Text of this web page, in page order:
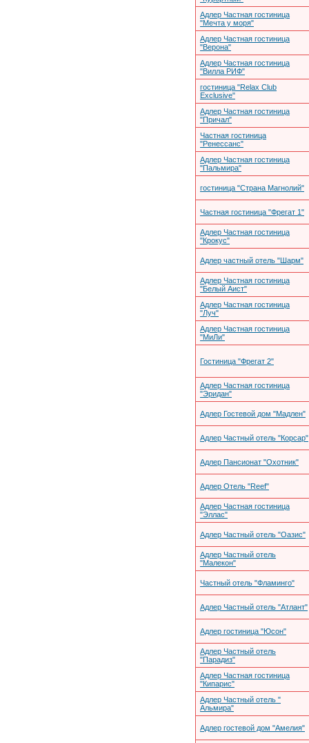
Адлер Частная гостиница
"Мечта у моря"
Адлер Частная гостиница
"Верона"
Адлер Частная гостиница
"Вилла РИФ"
гостиница "Relax Club
Exclusive"
Адлер Частная гостиница
"Причал"
Частная гостиница
"Ренессанс"
Адлер Частная гостиница
"Пальмира"
гостиница "Страна Магнолий"
Частная гостиница "Фрегат 1"
Адлер Частная гостиница
"Крокус"
Адлер частный отель "Шарм"
Адлер Частная гостиница
"Белый Аист"
Адлер Частная гостиница
"Луч"
Адлер Частная гостиница
"МиЛи"
Гостиница "Фрегат 2"
Адлер Частная гостиница
"Эридан"
Адлер Гостевой дом "Мадлен"
Адлер Частный отель "Корсар"
Адлер Пансионат "Охотник"
Адлер Отель "Reef"
Адлер Частная гостиница
"Эллас"
Адлер Частный отель "Оазис"
Адлер Частный отель
"Малекон"
Частный отель "Фламинго"
Адлер Частный отель "Атлант"
Адлер гостиница "Юсон"
Адлер Частный отель
"Парадиз"
Адлер Частная гостиница
"Кипарис"
Адлер Частный отель "
Альмира"
Адлер гостевой дом "Амелия"